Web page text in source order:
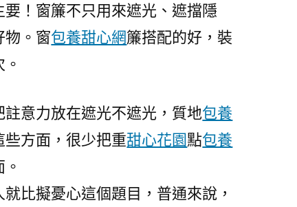
陽
光
撲
滅
情，
感
觸
感
包
！窗簾不只用來遮光、遮擋隱
物。窗包養甜心網簾搭配的好，裝
意力放在遮光不遮光，質地包養
些方面，很少把重甜心花園點包養
比擬憂心這個題目，普通來說，